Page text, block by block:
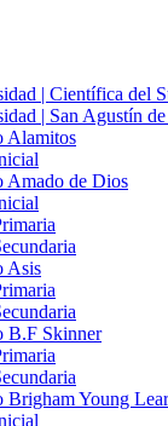
| Científica del
| San Agustín
Alamitos
Amado de Dios
Asis
B.F Skinner
Brigham Young